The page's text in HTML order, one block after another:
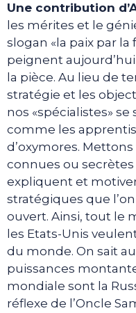
Une contribution
les mérites et le
slogan «la paix par la
peignent
la pièce. Au lieu de
stratégie et les
nos «spécialistes»
comme les
d’oxymores.
connues ou
expliquent et
stratégiques que
ouvert. Ainsi, tout le
les Etats-Unis
du monde. On sait
puissances
mondiale sont la
réflexe de l’Oncle